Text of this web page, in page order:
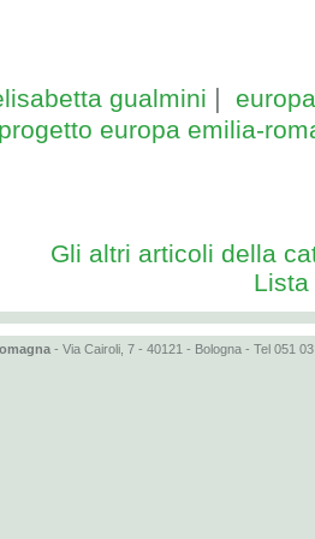
gualmini | europa
progetto europa emilia-
Gli altri articoli della
- Via Cairoli, 7 - 40121 - Bologna - Tel 051